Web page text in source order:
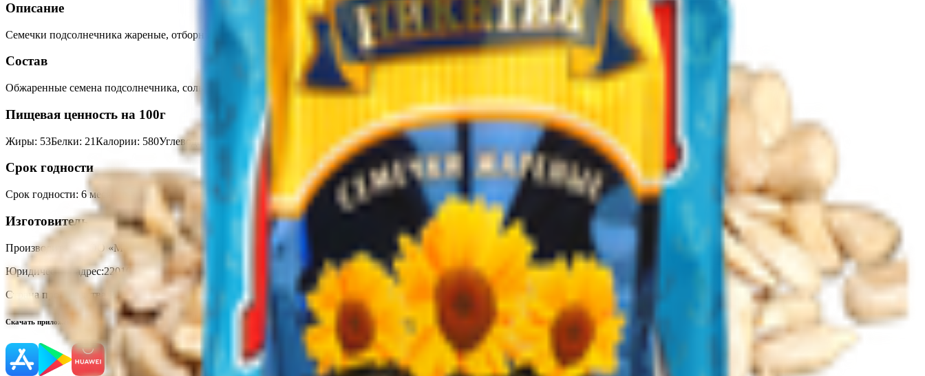
Описание
Семечки подсолнечника жареные, отборные, с добавлением соли.
Состав
Обжаренные семена подсолнечника, соль.
Пищевая ценность на 100г
Жиры: 53Белки: 21Калории: 580Углеводы
Срок годности
Срок годности: 6 месяцев
Изготовитель
Производитель:
ООО «Мартин Бел»
Юридический адрес:220109, Республика Беларусь, г. Минск, ул. Академика А.К. Красина, д. 201/1, к. 152
Страна производства:
Республика Беларусь
Скачать приложение